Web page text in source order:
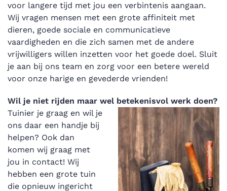
voor langere tijd met jou een verbintenis aangaan.
Wij vragen mensen met een grote affiniteit met
dieren, goede sociale en communicatieve
vaardigheden en die zich samen met de andere
vrijwilligers willen inzetten voor het goede doel. Sluit
je aan bij ons team en zorg voor een betere wereld
voor onze harige en gevederde vrienden!
Wil je niet rijden maar wel betekenisvol werk doen?
Tuinier je graag en wil je
ons daar een handje bij
helpen? Ook dan
komen wij graag met
jou in contact! Wij
hebben een grote tuin
die opnieuw ingericht